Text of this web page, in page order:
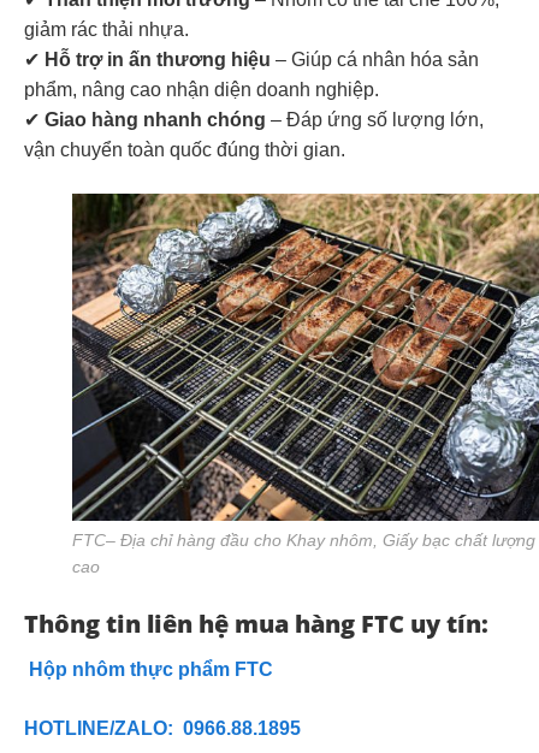
giảm rác thải nhựa.
✔ Hỗ trợ in ấn thương hiệu – Giúp cá nhân hóa sản
phẩm, nâng cao nhận diện doanh nghiệp.
✔ Giao hàng nhanh chóng – Đáp ứng số lượng lớn,
vận chuyển toàn quốc đúng thời gian.
FTC– Địa chỉ hàng đầu cho Khay nhôm, Giấy bạc chất lượng
cao
Thông tin liên hệ mua hàng FTC uy tín:
Hộp nhôm thực phẩm FTC
HOTLINE/ZALO: 0966.88.1895